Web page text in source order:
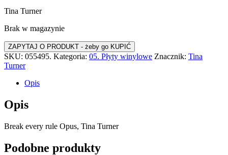
Tina Turner
Brak w magazynie
SKU: 055495. Kategoria: 05. Płyty winylowe Znacznik: Tina
Turner
Opis
Opis
Break every rule Opus, Tina Turner
Podobne produkty